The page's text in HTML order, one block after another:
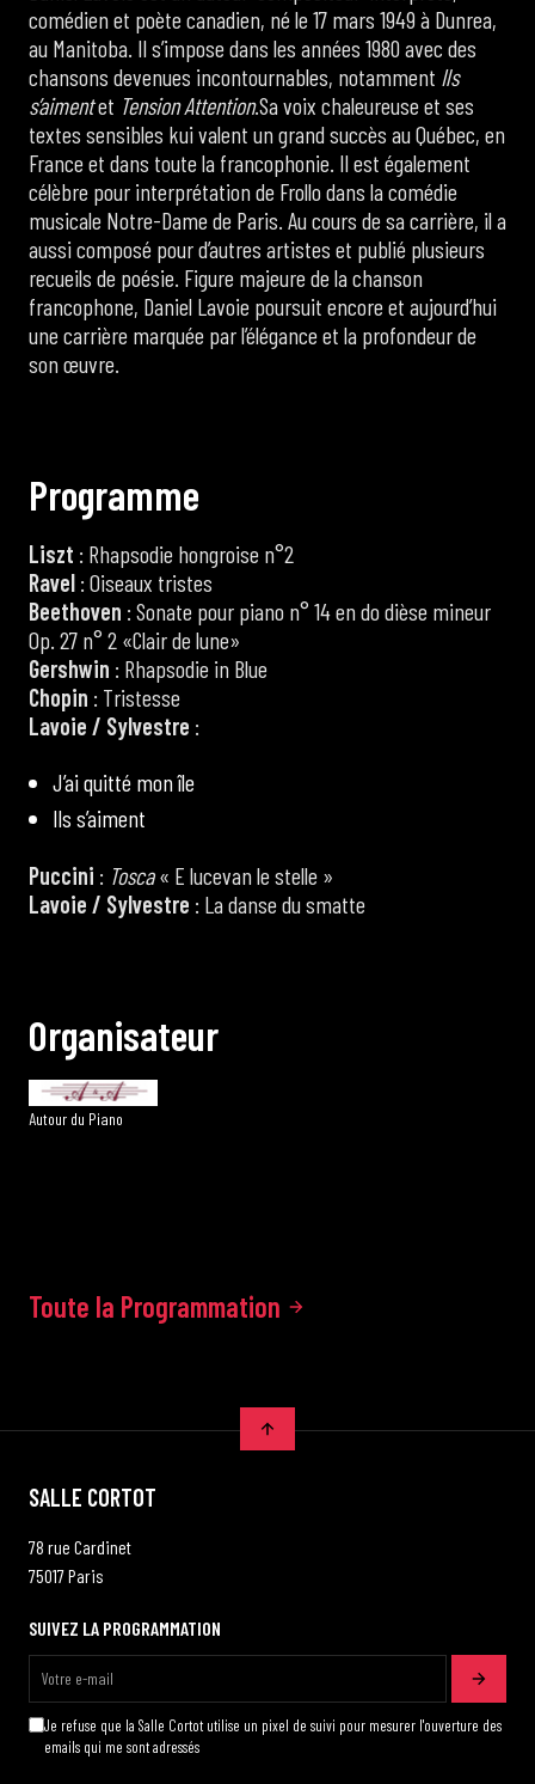
comédien et poète canadien, né le 17 mars 1949 à Dunrea,
au Manitoba. Il s’impose dans les années 1980 avec des
chansons devenues incontournables, notamment Ils
s’aimentet Tension Attention.Sa voix chaleureuse et ses
textes sensibles kui valent un grand succès au Québec, en
France et dans toute la francophonie. Il est également
célèbre pour interprétation de Frollo dans la comédie
musicale Notre-Dame de Paris. Au cours de sa carrière, il a
aussi composé pour d’autres artistes et publié plusieurs
recueils de poésie. Figure majeure de la chanson
francophone, Daniel Lavoie poursuit encore et aujourd’hui
une carrière marquée par l’élégance et la profondeur de
son œuvre.
Programme
Liszt : Rhapsodie hongroise n°2
Ravel : Oiseaux tristes
Beethoven : Sonate pour piano n° 14 en do dièse mineur
Op. 27 n° 2 «Clair de lune»
Gershwin : Rhapsodie in Blue
Chopin : Tristesse
Lavoie / Sylvestre :
J’ai quitté mon île
Ils s’aiment
Puccini : Tosca« E lucevan le stelle »
Lavoie / Sylvestre : La danse du smatte
Organisateur
Autour du Piano
Toute la Programmation
SALLE CORTOT
78 rue Cardinet
75017 Paris
SUIVEZ LA PROGRAMMATION
Je refuse que la Salle Cortot utilise un pixel de suivi pour mesurer l'ouverture des
emails qui me sont adressés